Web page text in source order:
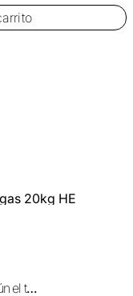
20kg HE
carga.